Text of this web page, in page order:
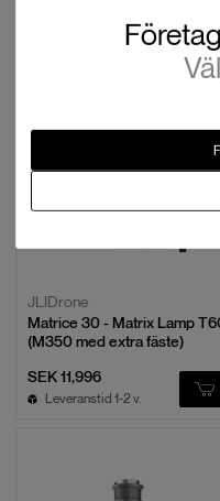
DJI Matrice 400
JLIDrone
Matrice 30 - Matrix Lamp
(M350 med extra fäste)
SEK 11,996
Leveranstid 1-2 v.